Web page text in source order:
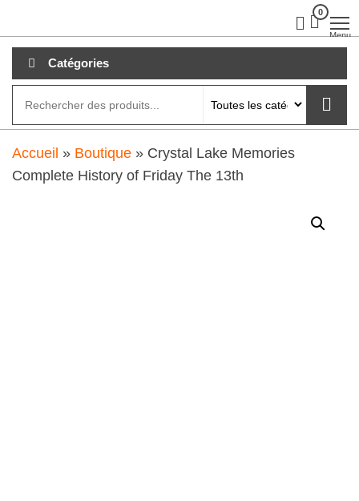
au
contenu
0
Menu
Catégories
Accueil » Boutique » Crystal Lake Memories
Complete History of Friday The 13th